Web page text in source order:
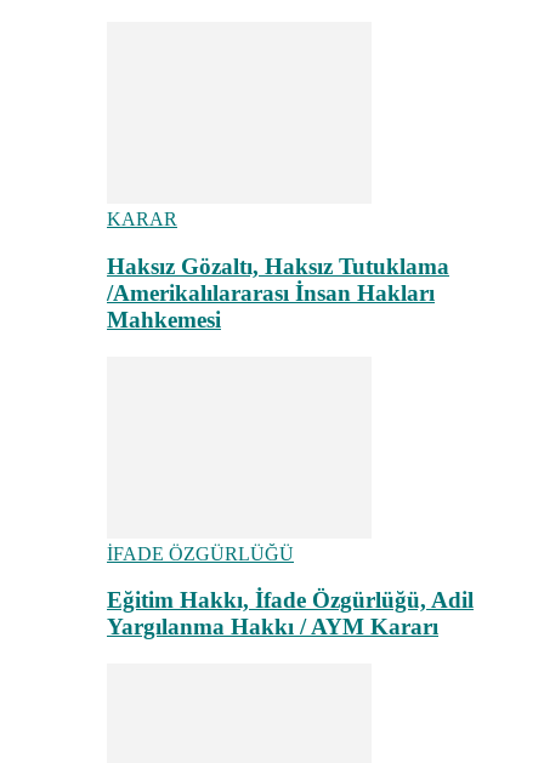
KARAR
Haksız Gözaltı, Haksız Tutuklama
/Amerikalılararası İnsan Hakları
Mahkemesi
İFADE ÖZGÜRLÜĞÜ
Eğitim Hakkı, İfade Özgürlüğü, Adil
Yargılanma Hakkı / AYM Kararı